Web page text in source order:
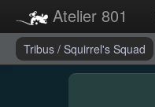
Atelier 801
Tribus / Squirrel's Squad